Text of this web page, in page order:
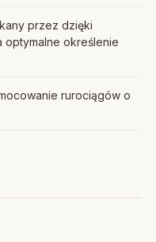
przez dzięki
optymalne określenie
rurociągów o